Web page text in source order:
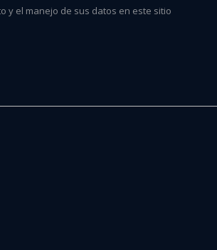
y el manejo de sus datos en este sitio